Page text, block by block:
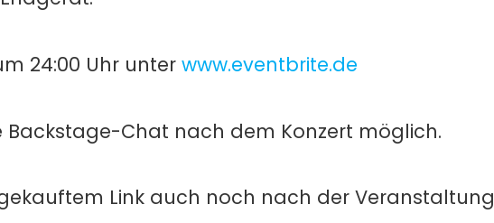
24:00 Uhr unter www.eventbrite.de
Backstage-Chat nach dem Konzert möglich.
Link auch noch nach der Veranstaltung